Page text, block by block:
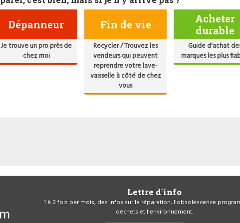
Dépanneur
Je trouve un pro près de
chez moi
Fin de vie
Recycler / Trouvez les
vendeurs qui peuvent
reprendre votre lave-
vaisselle à côté de chez
vous
Acheter
durable
Guide d'achat
marques les plus
Lettre d'info
1 à 2 fois par mois, des infos sur la réparation, l'obsolescence
déchets et l'environnement.